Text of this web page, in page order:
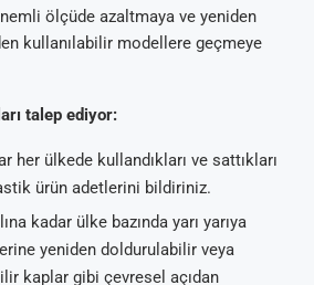
ölçüde azaltmaya ve yeniden
kullanılabilir modellere geçmeye
talep ediyor:
her ülkede kullandıkları ve sattıkları
ürün adetlerini bildiriniz.
kadar ülke bazında yarı yarıya
yeniden doldurulabilir veya
kaplar gibi çevresel açıdan